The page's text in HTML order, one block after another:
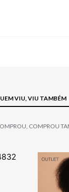
VIU, VIU TAMBÉM
COMPROU